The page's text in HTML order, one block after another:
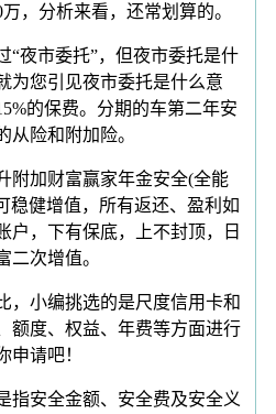
，分析来看，还常划算的。
市委托”，但夜市委托是什
为您引见夜市委托是什么意
的保费。分期的车第二年安
从险和附加险。
加财富赢家年金安全(全能
稳健增值，所有返还、盈利如
户，下有保底，上不封顶，日
二次增值。
小编挑选的是尺度信用卡和
额度、权益、年费等方面进行
申请吧！
安全金额、安全费及安全义